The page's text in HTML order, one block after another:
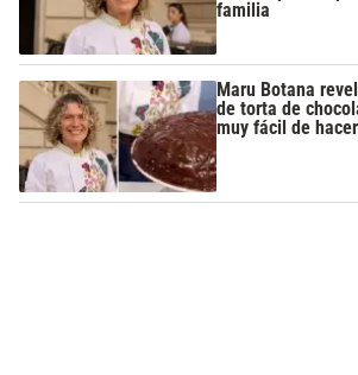
familia
Maru Botana
de torta de
muy fácil de hacer